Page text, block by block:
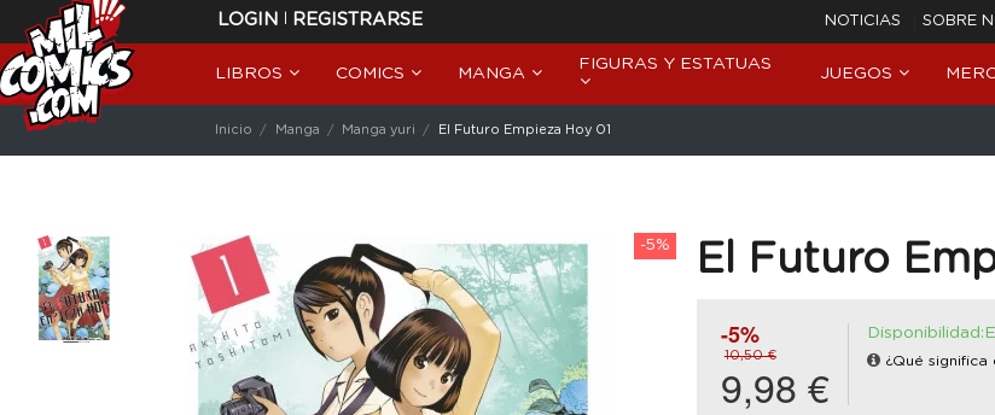
LOGIN | REGISTRARSE NOTICIAS SOBRE
LIBROS COMICS MANGA
FIGURAS Y ESTATUAS
JUEGOS
Inicio Manga Manga yuri El Futuro Empieza Hoy 01
-5% El Futuro
-5%
10,50 €
9,98 € ¿Qué significa